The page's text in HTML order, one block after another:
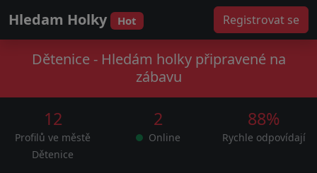
Hledam Holky Hot Registrovat se
Dětenice - Hledám holky připravené na
zábavu
12
Profilů ve městě
Dětenice
2
Online
88%
Rychle odpovídají